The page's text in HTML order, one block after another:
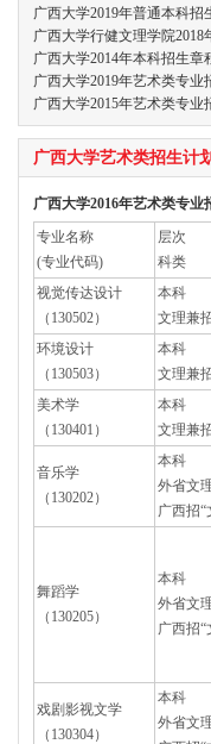
广西大学2019年普通本科招
广西大学行健文理学院2018
广西大学2014年本科招生章
广西大学2019年艺术类专业
广西大学2015年艺术类专业
广西大学艺术类招生计划
广西大学2016年艺术类专业
专业名称
(专业代码)
层次
科类
视觉传达设计
（130502）
本科
文理兼
环境设计
（130503）
本科
文理兼
美术学
（130401）
本科
文理兼
音乐学
（130202）
本科
外省文
广西招
舞蹈学
（130205）
本科
外省文
广西招“
戏剧影视文学
（130304）
本科
外省文